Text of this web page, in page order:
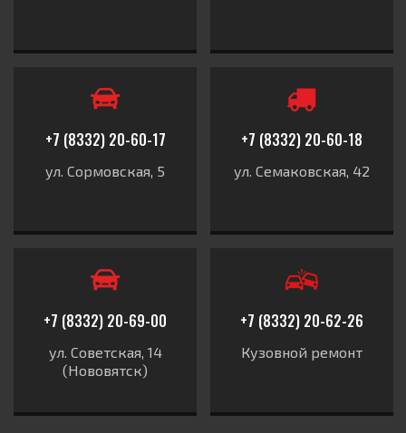
+7 (8332) 20-60-17
ул. Сормовская, 5
+7 (8332) 20-60-18
ул. Семаковская, 42
+7 (8332) 20-69-00
ул. Советская, 14
(Нововятск)
+7 (8332) 20-62-26
Кузовной ремонт